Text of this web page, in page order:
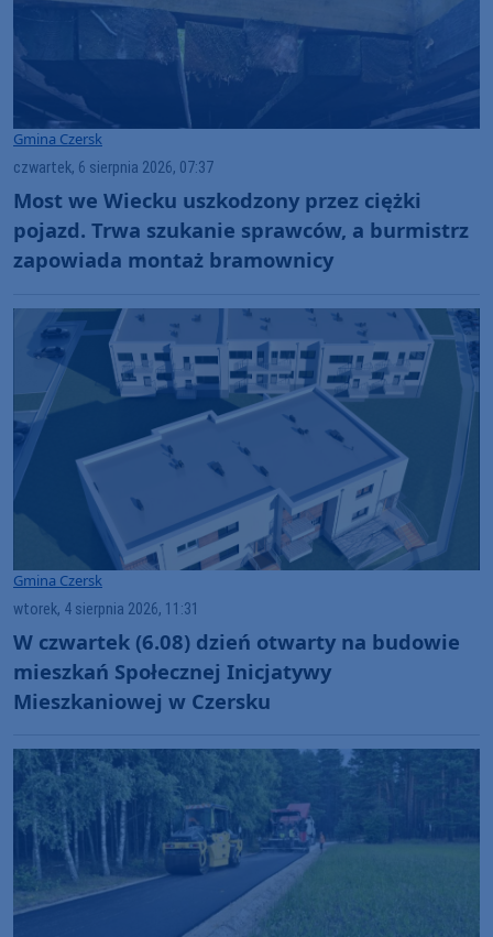
Gmina Czersk
czwartek, 6 sierpnia 2026, 07:37
Most we Wiecku uszkodzony przez ciężki
pojazd. Trwa szukanie sprawców, a burmistrz
zapowiada montaż bramownicy
Gmina Czersk
wtorek, 4 sierpnia 2026, 11:31
W czwartek (6.08) dzień otwarty na budowie
mieszkań Społecznej Inicjatywy
Mieszkaniowej w Czersku